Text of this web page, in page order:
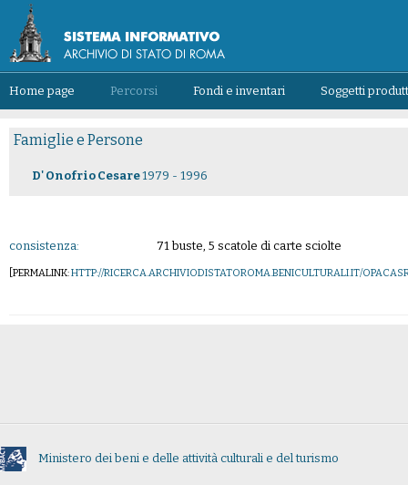
Home page Percorsi Fondi e inventari Soggetti
Famiglie e Persone
D' Onofrio Cesare1979 - 1996
consistenza: 71 buste, 5 scatole di carte sciolte
[PERMALINK:HTTP://RICERCA.ARCHIVIODISTATOROMA.BENICULTURALI.IT/
Ministero dei beni e delle attività culturali e del turismo